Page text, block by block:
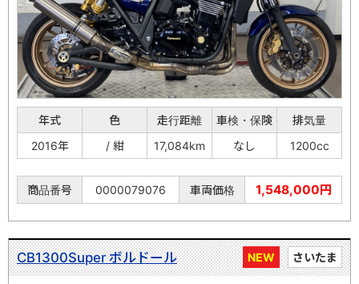
年式 色 走行距離 車検・保険
排気量
2016年
/ 紺 17,084km なし 1200cc
商品番号 0000079076 車両価格 1,548,000円
NEW さいたま
CB1300Super ボルドール